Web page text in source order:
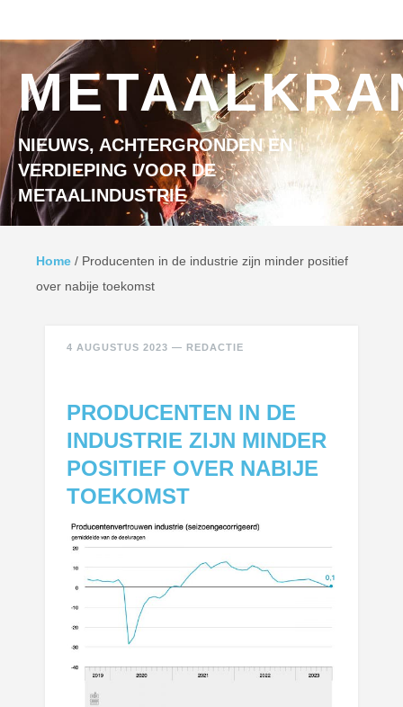
NIEUWS, ACHTERGRONDEN EN
VERDIEPING VOOR DE
METAALINDUSTRIE
Home / Producenten in de industrie zijn minder positief
over nabije toekomst
4 AUGUSTUS 2023 — REDACTIE
PRODUCENTEN IN DE
INDUSTRIE ZIJN MINDER
POSITIEF OVER NABIJE
TOEKOMST